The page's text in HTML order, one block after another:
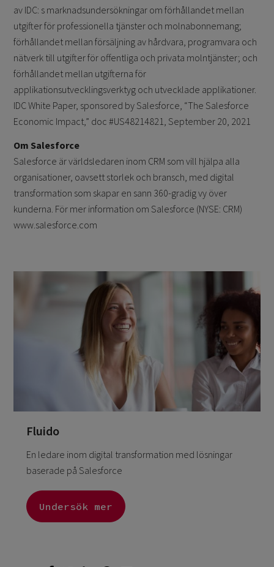
av IDC: s marknadsundersökningar om förhållandet mellan
utgifter för professionella tjänster och molnabonnemang;
förhållandet mellan försäljning av hårdvara, programvara och
nätverk till utgifter för offentliga och privata molntjänster; och
förhållandet mellan utgifterna för
applikationsutvecklingsverktyg och utvecklade applikationer.
IDC White Paper, sponsored by Salesforce, “The Salesforce
Economic Impact,” doc #US48214821, September 20, 2021
Om Salesforce
Salesforce är världsledaren inom CRM som vill hjälpa alla
organisationer, oavsett storlek och bransch, med digital
transformation som skapar en sann 360-gradig vy över
kunderna. För mer information om Salesforce (NYSE: CRM)
www.salesforce.com
Fluido
En ledare inom digital transformation med lösningar
baserade på Salesforce
Undersök mer